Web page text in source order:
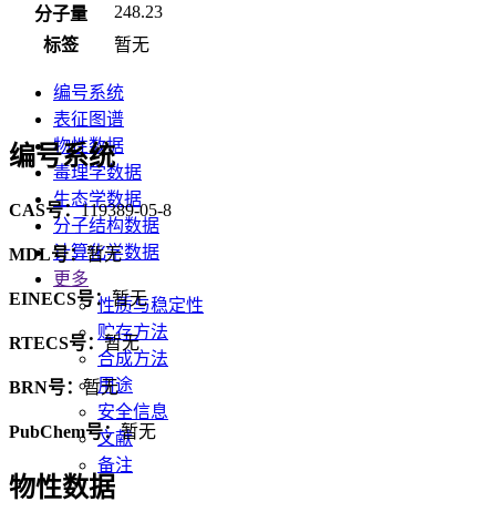
分子量
248.23
标签
暂无
编号系统
表征图谱
物性数据
毒理学数据
生态学数据
分子结构数据
计算化学数据
更多
性质与稳定性
贮存方法
合成方法
用途
安全信息
文献
备注
编号系统
CAS号：119389-05-8
MDL号：暂无
EINECS号：暂无
RTECS号：暂无
BRN号：暂无
PubChem号：暂无
物性数据